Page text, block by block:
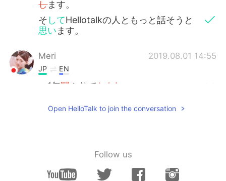
します。
そ してHellotalkの人ともっと話そうと
思い ます。
Meri 2019.08.01 14:55
JP EN
1年間 ぶりで した!
それでHellotalkの人ともっと話そうと
ます。
Open HelloTalk to join the conversation
Follow us